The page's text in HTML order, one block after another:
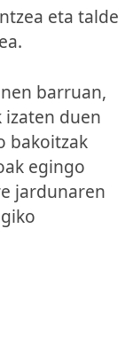
eta talde
barruan,
duen
bakoitzak
egingo
jardunaren